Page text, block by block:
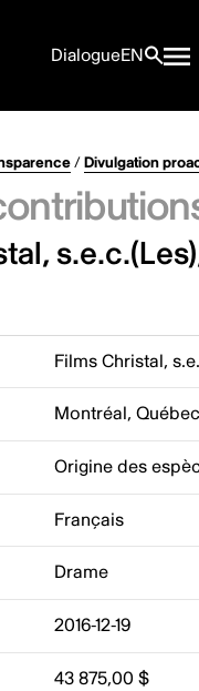
DialogueEN
/Divulgation
Films Christal,
Montréal,
Origine des
Français
Drame
2016-12-19
43 875,00 $